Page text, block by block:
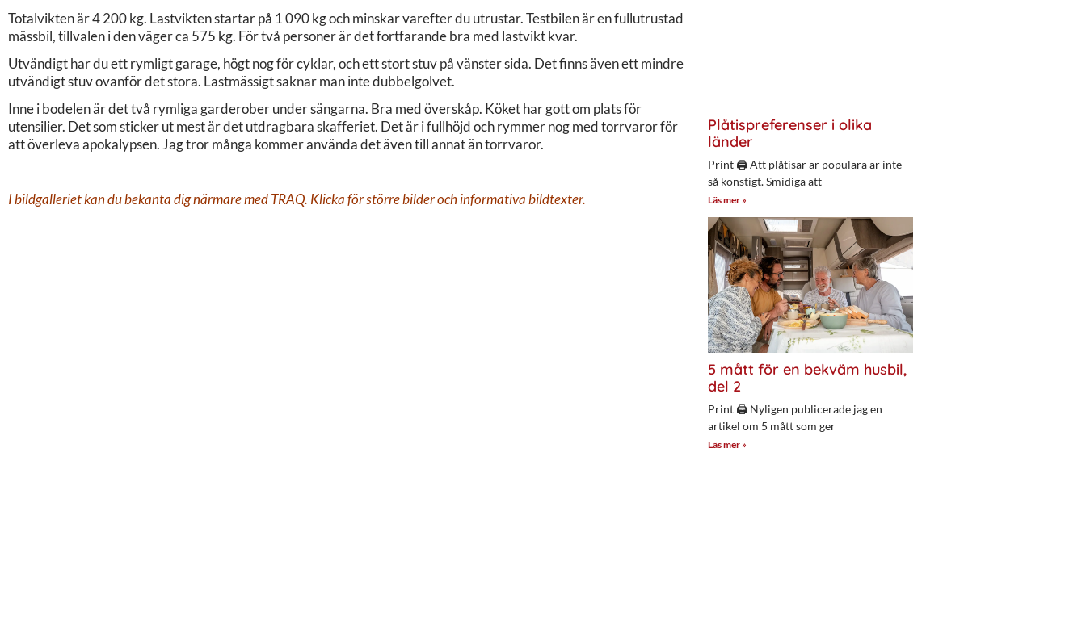
Totalvikten är 4 200 kg. Lastvikten startar på 1 090 kg och minskar varefter du utrustar. Testbilen är en fullutrustad
mässbil, tillvalen i den väger ca 575 kg. För två personer är det fortfarande bra med lastvikt kvar.
Utvändigt har du ett rymligt garage, högt nog för cyklar, och ett stort stuv på vänster sida. Det finns även ett mindre
utvändigt stuv ovanför det stora. Lastmässigt saknar man inte dubbelgolvet.
Inne i bodelen är det två rymliga garderober under sängarna. Bra med överskåp. Köket har gott om plats för
utensilier. Det som sticker ut mest är det utdragbara skafferiet. Det är i fullhöjd och rymmer nog med torrvaror för
att överleva apokalypsen. Jag tror många kommer använda det även till annat än torrvaror.
I bildgalleriet kan du bekanta dig närmare med TRAQ. Klicka för större bilder och informativa bildtexter.
Plåtispreferenser i olika
länder
Print 🖨 Att plåtisar är populära är inte
så konstigt. Smidiga att
Läs mer »
5 mått för en bekväm husbil,
del 2
Print 🖨 Nyligen publicerade jag en
artikel om 5 mått som ger
Läs mer »